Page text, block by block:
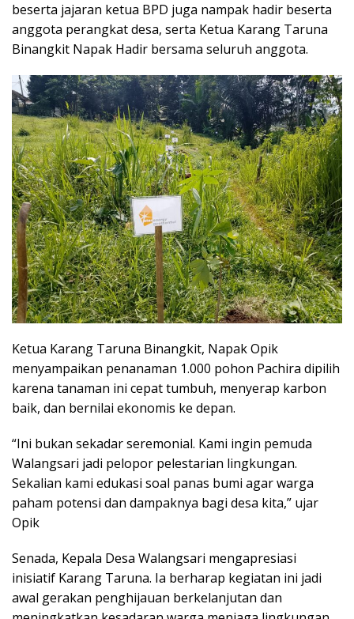
beserta jajaran ketua BPD juga nampak hadir beserta
anggota perangkat desa, serta Ketua Karang Taruna
Binangkit Napak Hadir bersama seluruh anggota.
Ketua Karang Taruna Binangkit, Napak Opik
menyampaikan penanaman 1.000 pohon Pachira dipilih
karena tanaman ini cepat tumbuh, menyerap karbon
baik, dan bernilai ekonomis ke depan.
“Ini bukan sekadar seremonial. Kami ingin pemuda
Walangsari jadi pelopor pelestarian lingkungan.
Sekalian kami edukasi soal panas bumi agar warga
paham potensi dan dampaknya bagi desa kita,” ujar
Opik
Senada, Kepala Desa Walangsari mengapresiasi
inisiatif Karang Taruna. Ia berharap kegiatan ini jadi
awal gerakan penghijauan berkelanjutan dan